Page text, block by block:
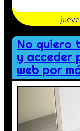
No quiero
y acceder
web por